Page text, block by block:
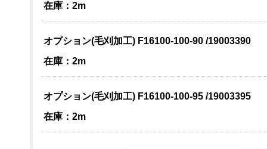
在庫：2m
オプション(毛刈加工) F16100-100-90 /19003390
在庫：2m
オプション(毛刈加工) F16100-100-95 /19003395
在庫：2m